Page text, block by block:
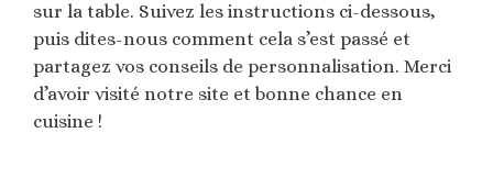
sur la table. Suivez les instructions ci-dessous,
puis dites-nous comment cela s’est passé et
partagez vos conseils de personnalisation. Merci
d’avoir visité notre site et bonne chance en
cuisine !